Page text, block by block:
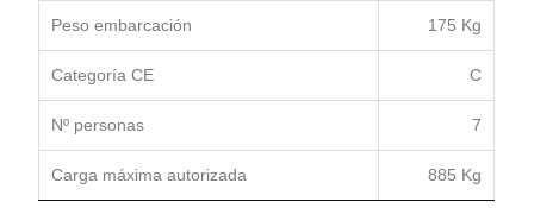
Peso embarcación 175 Kg
Categoría CE C
Nº personas 7
Carga máxima autorizada 885 Kg